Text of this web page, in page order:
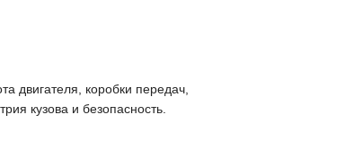
двигателя, коробки передач,
кузова и безопасность.